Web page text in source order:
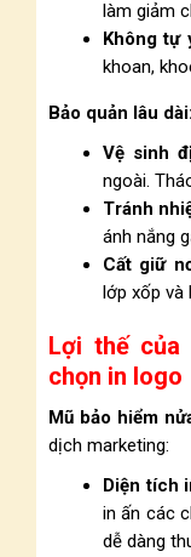
làm giảm
Không tự
khoan,
Bảo quản lâu dài:
Vệ sinh
ngoài.
Tránh
ánh nắng
Cất giữ
lớp xốp và
Lợi thế của
chọn in logo
Mũ bảo hiểm
dịch marketing:
Diện tích
in ấn các
dễ dàng